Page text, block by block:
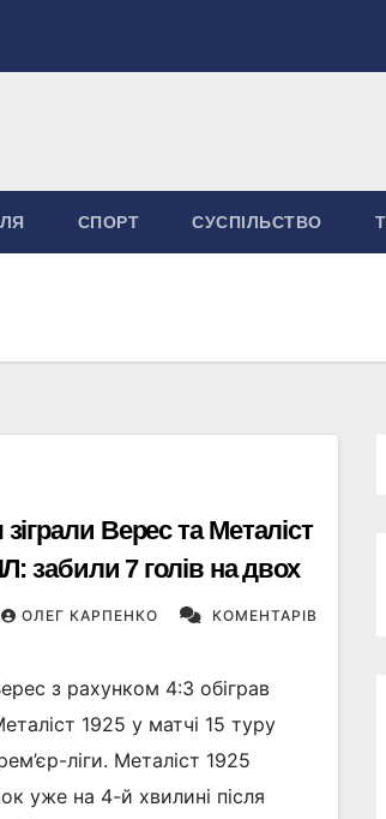
СПОРТ СУСПІЛЬСТВО
Верес та Металіст
забили 7 голів на двох
ОЛЕГ КАРПЕНКО КОМЕНТАРІВ
з рахунком 4:3 обіграв
1925 у матчі 15 туру
ліги. Металіст 1925
уже на 4-й хвилині після